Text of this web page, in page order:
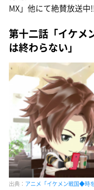
MX」他にて絶賛放送中
第十二話「イケメ
は終わらない」
出典： アニメ「イケメン戦国◆時